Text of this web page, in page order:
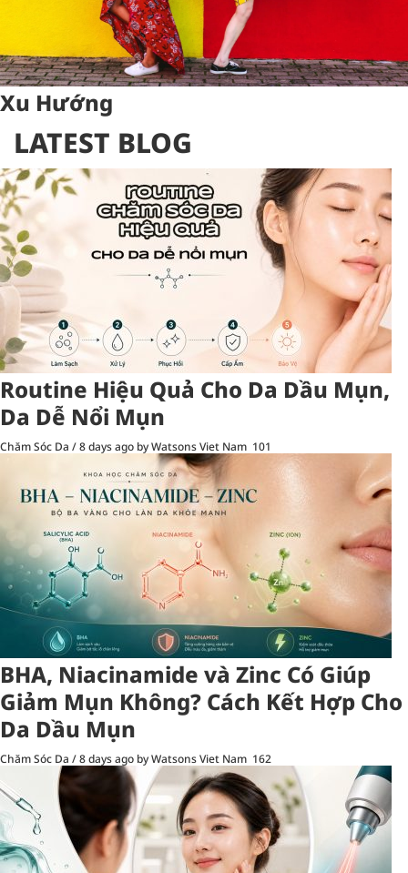
Xu Hướng
LATEST BLOG
Routine Hiệu Quả Cho Da Dầu Mụn,
Da Dễ Nổi Mụn
Chăm Sóc Da /8 days ago by Watsons Viet Nam 101
BHA, Niacinamide và Zinc Có Giúp
Giảm Mụn Không? Cách Kết Hợp Cho
Da Dầu Mụn
Chăm Sóc Da /8 days ago by Watsons Viet Nam 162